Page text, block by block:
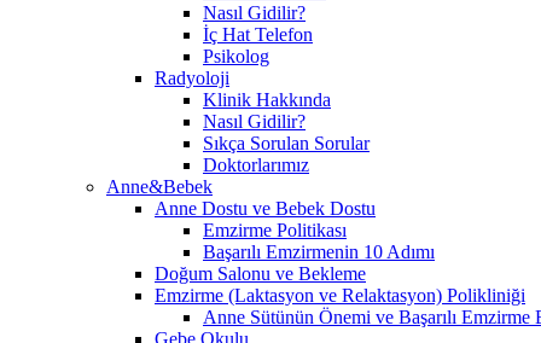
Nasıl Gidilir?
İç Hat Telefon
Psikolog
Radyoloji
Klinik Hakkında
Nasıl Gidilir?
Sıkça Sorulan Sorular
Doktorlarımız
Anne&Bebek
Anne Dostu ve Bebek Dostu
Emzirme Politikası
Başarılı Emzirmenin 10 Adımı
Doğum Salonu ve Bekleme
Emzirme (Laktasyon ve Relaktasyon) Polikliniği
Anne Sütünün Önemi ve Başarılı Emzirme
Gebe Okulu